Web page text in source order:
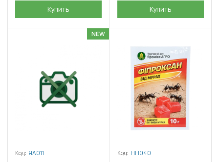
Купить Купить
NEW
Код: ЯА011 Код: НН040